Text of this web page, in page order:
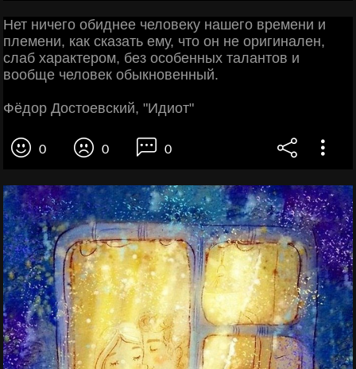
Нет ничего обиднее человеку нашего времени и
племени, как сказать ему, что он не оригинален,
слаб характером, без особенных талантов и
вообще человек обыкновенный.
Фёдор Достоевский, "Идиот"
0 0 0